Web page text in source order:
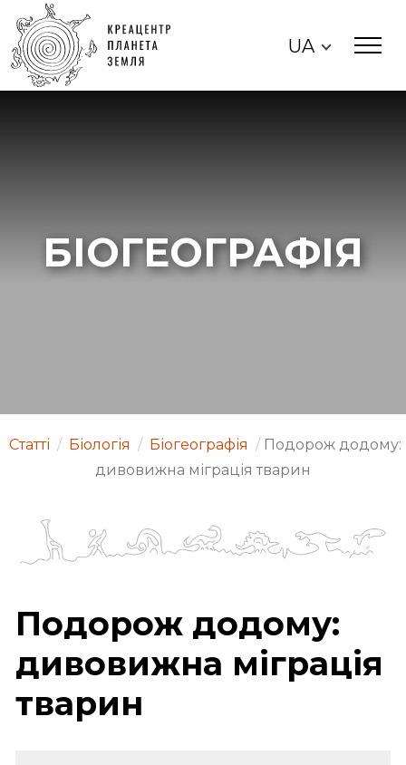
UA
БІОГЕОГРАФІЯ
Статті / Біологія / Біогеографія / Подорож додому:
дивовижна міграція тварин
Подорож додому:
дивовижна міграція
тварин